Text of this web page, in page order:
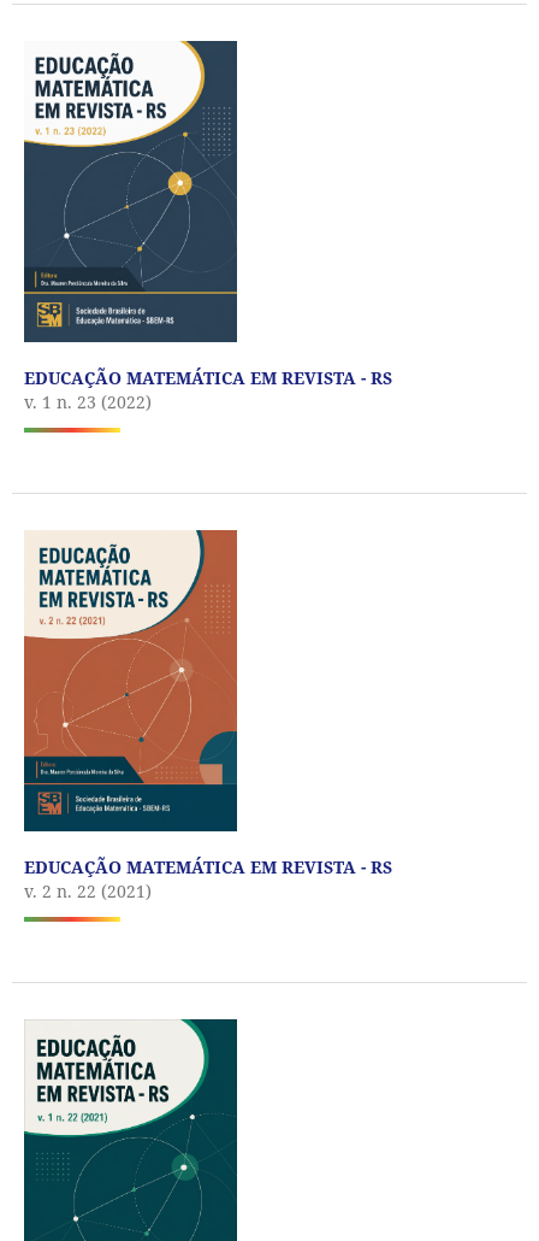
EDUCAÇÃO MATEMÁTICA EM REVISTA - RS
v. 1 n. 23 (2022)
EDUCAÇÃO MATEMÁTICA EM REVISTA - RS
v. 2 n. 22 (2021)